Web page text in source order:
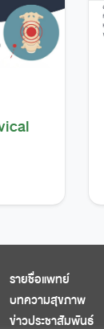
รายชื่อแพทย์
บทความสุขภาพ
ข่าวประชาสัมพันธ์